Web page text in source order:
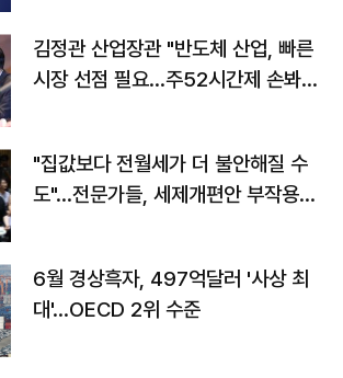
김정관 산업장관 "반도체 산업, 빠른
시장 선점 필요…주52시간제 손봐
"집값보다 전월세가 더 불안해질 수
도"…전문가들, 세제개편안 부작용
6월 경상흑자, 497억달러 '사상 최
대'…OECD 2위 수준